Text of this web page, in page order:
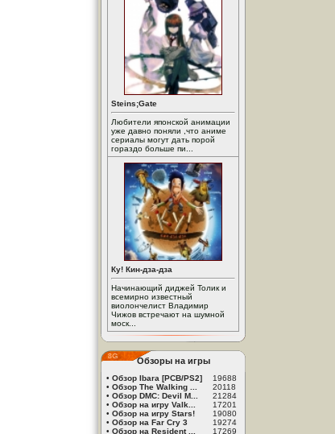
Steins;Gate
Любители японской анимации
уже давно поняли ,что аниме
сериалы могут дать порой
гораздо больше пи...
Ку! Кин-дза-дза
Начинающий диджей Толик и
всемирно известный
виолончелист Владимир
Чижов встречают на шумной
моск...
Обзоры на игры
• Обзор Ibara [PCB/PS2]
19688
• Обзор The Walking ...
20118
• Обзор DMC: Devil M...
21284
• Обзор на игру Valk...
17201
• Обзор на игру Stars!
19080
• Обзор на Far Cry 3
19274
• Обзор на Resident ... 17269